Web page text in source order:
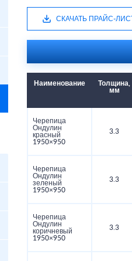
СКАЧАТЬ ПРАЙС-
Наименование
Толщина,
мм
Черепица
Ондулин
красный
1950×950
3.3
Черепица
Ондулин
зеленый
1950×950
3.3
Черепица
Ондулин
коричневый
1950×950
3.3